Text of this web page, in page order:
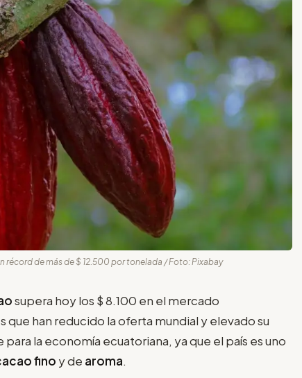
récord de más de $ 12.500 por tonelada / Foto: Pixabay
supera hoy los $ 8.100 en el mercado
han reducido la oferta mundial y elevado su
la economía ecuatoriana, ya que el país es uno
fino y de aroma.